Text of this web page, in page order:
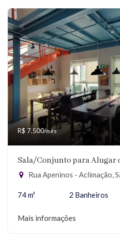
R$ 7.500/mês
Sala/Conjunto para Alugar
Rua Apeninos - Aclimação,
74 m² 2 Banheiros
Mais informações